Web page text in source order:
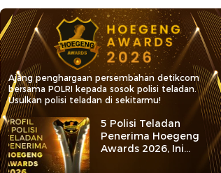
Ajang penghargaan persembahan detikcom
bersama POLRI kepada sosok polisi teladan.
Usulkan polisi teladan di sekitarmu!
5 Polisi Teladan
Penerima Hoegeng
Awards 2026, Ini
Kategori dan Kiprahnya